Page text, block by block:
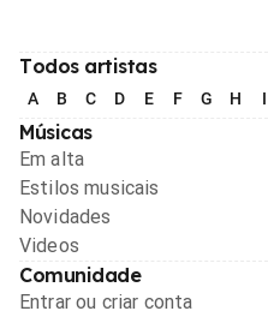
Todos artistas
A B C D E F G H I
Músicas
Em alta
Estilos musicais
Novidades
Videos
Comunidade
Entrar ou criar conta